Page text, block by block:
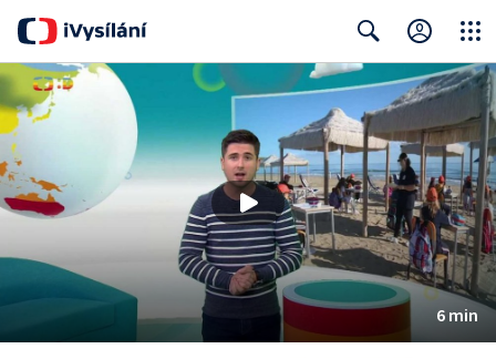
Search Close
6 min